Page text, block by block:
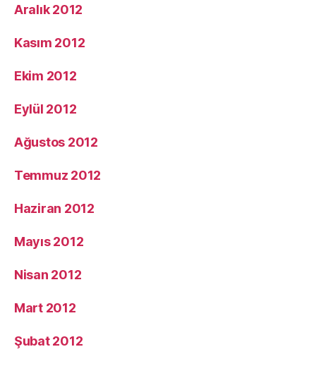
Aralık 2012
Kasım 2012
Ekim 2012
Eylül 2012
Ağustos 2012
Temmuz 2012
Haziran 2012
Mayıs 2012
Nisan 2012
Mart 2012
Şubat 2012